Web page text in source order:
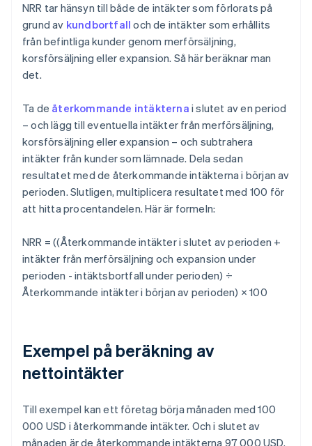
NRR tar hänsyn till både de intäkter som förlorats på
grund av kundbortfall och de intäkter som erhållits
från befintliga kunder genom merförsäljning,
korsförsäljning eller expansion. Så här beräknar man
det.
Ta de återkommande intäkterna i slutet av en period
– och lägg till eventuella intäkter från merförsäljning,
korsförsäljning eller expansion – och subtrahera
intäkter från kunder som lämnade. Dela sedan
resultatet med de återkommande intäkterna i början av
perioden. Slutligen, multiplicera resultatet med 100 för
att hitta procentandelen. Här är formeln:
NRR = ((Återkommande intäkter i slutet av perioden +
intäkter från merförsäljning och expansion under
perioden - intäktsbortfall under perioden) ÷
Återkommande intäkter i början av perioden) × 100
Exempel på beräkning av
nettointäkter
Till exempel kan ett företag börja månaden med 100
000 USD i återkommande intäkter. Och i slutet av
månaden är de återkommande intäkterna 97 000 USD.